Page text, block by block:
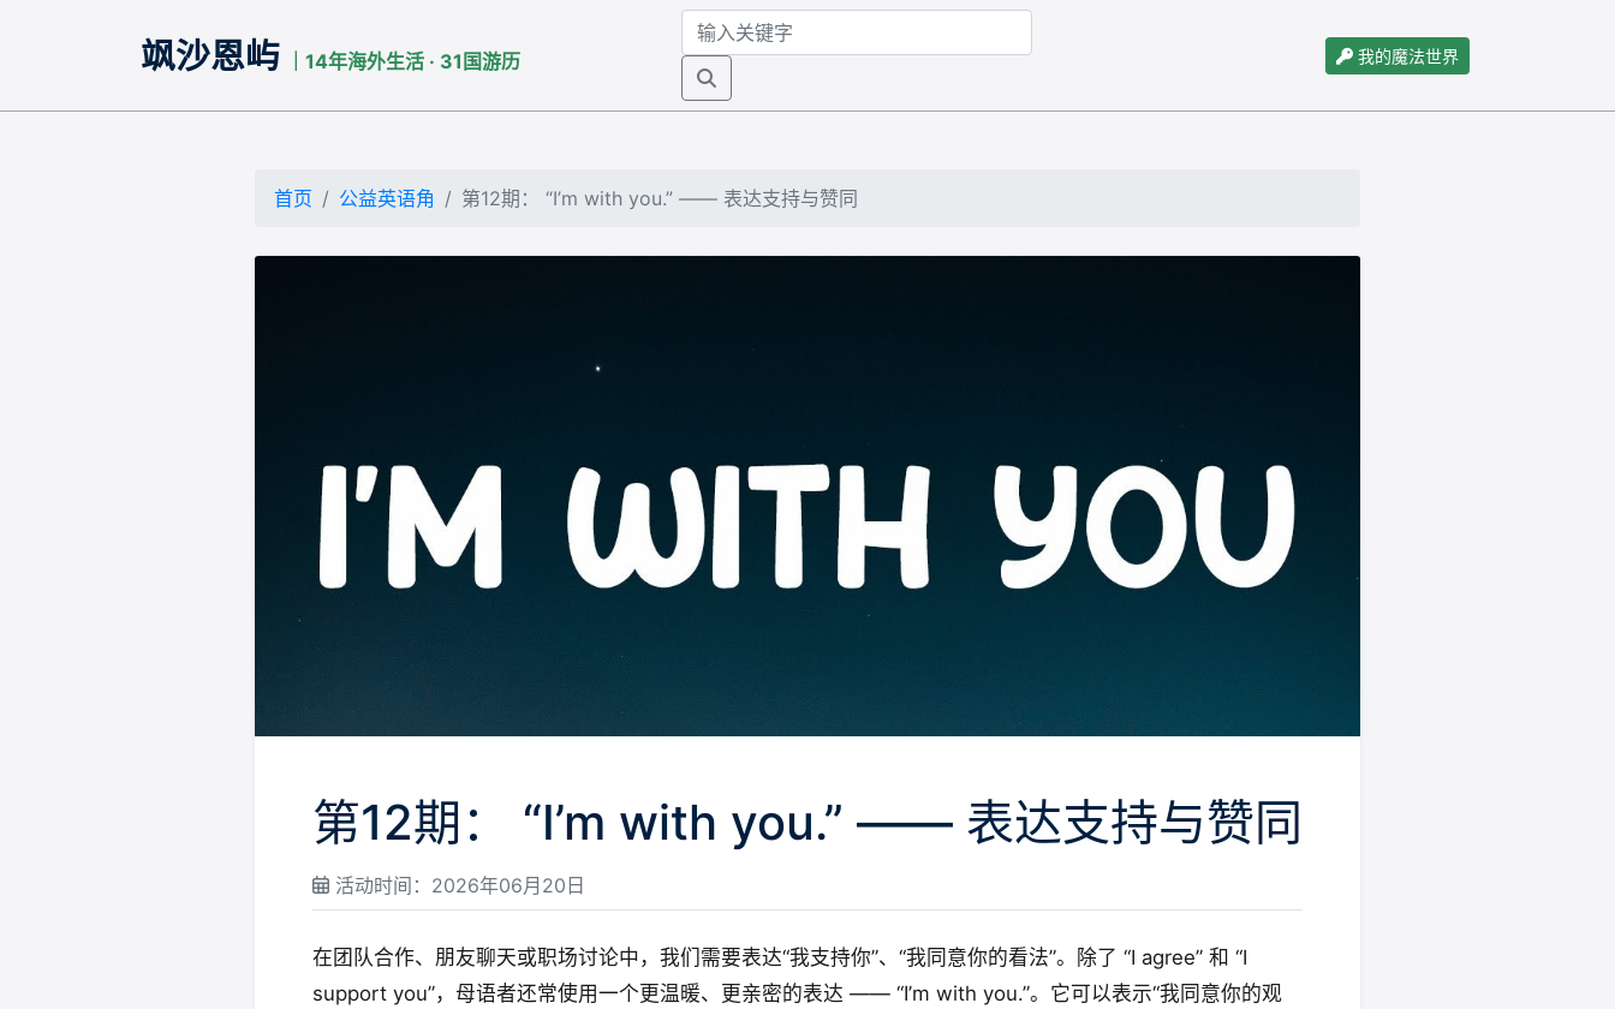
飒沙恩屿 ｜14年海外生活 · 31国游历 我的魔法世界
首页 公益英语角 第12期： “I’m with you.” —— 表达支持与赞同
第12期： “I’m with you.” —— 表达支持与赞同
活动时间：2026年06月20日
在团队合作、朋友聊天或职场讨论中，我们需要表达“我支持你”、“我同意你的看法”。除了 “I agree” 和 “I
support you”，母语者还常使用一个更温暖、更亲密的表达 —— “I’m with you.”。它可以表示“我同意你的观